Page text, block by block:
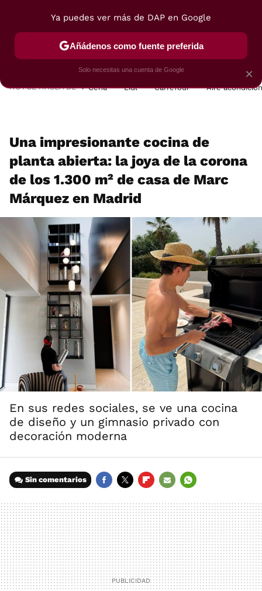
POSTRES VIAJES SELECCIÓN VEGUI
HOY SE HABLA DE Cena Lidl Carrefour Aire
Una impresionante cocina de
planta abierta: la joya de la corona
de los 1.300 m² de casa de Marc
Márquez en Madrid
En sus redes sociales, se ve una cocina
de diseño y un gimnasio privado con
decoración moderna
Sin comentarios
MAIL
×
Ya puedes ver más de DAP en Google
Añádenos como fuente preferida
Solo necesitas una cuenta de Google